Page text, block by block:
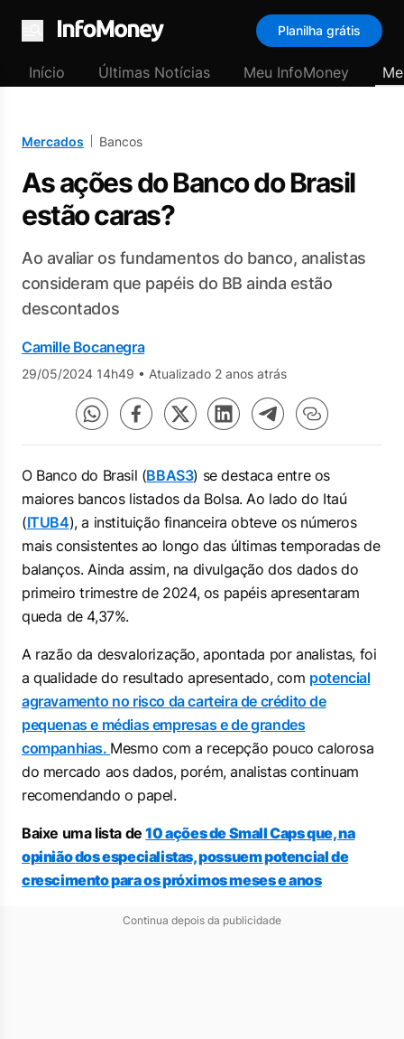
Menu
Planilha grátis
Início Últimas Notícias Meu InfoMoney
Mercados Bancos
As ações do Banco do Brasil
estão caras?
Ao avaliar os fundamentos do banco, analistas
consideram que papéis do BB ainda estão
descontados
Camille Bocanegra
29/05/2024 14h49 • Atualizado 2 anos atrás
O Banco do Brasil (BBAS3) se destaca entre os
maiores bancos listados da Bolsa. Ao lado do Itaú
(ITUB4), a instituição financeira obteve os números
mais consistentes ao longo das últimas temporadas de
balanços. Ainda assim, na divulgação dos dados do
primeiro trimestre de 2024, os papéis apresentaram
queda de 4,37%.
A razão da desvalorização, apontada por analistas, foi
a qualidade do resultado apresentado, com potencial
agravamento no risco da carteira de crédito de
pequenas e médias empresas e de grandes
companhias. Mesmo com a recepção pouco calorosa
do mercado aos dados, porém, analistas continuam
recomendando o papel.
Baixe uma lista de10 ações de Small Caps que, na
opinião dos especialistas, possuem potencial de
crescimento para os próximos meses e anos
Continua depois da publicidade